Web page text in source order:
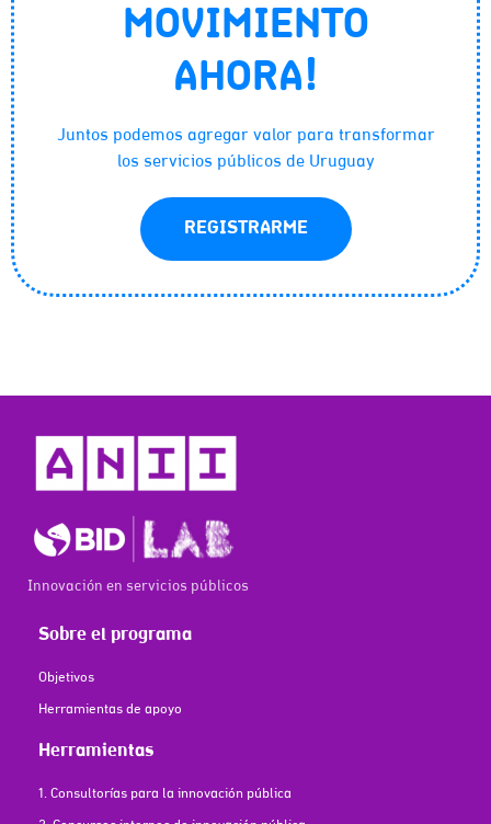
MOVIMIENTO
AHORA!
Juntos podemos agregar valor para transformar
los servicios públicos de Uruguay
REGISTRARME
Innovación en servicios públicos
Sobre el programa
Objetivos
Herramientas de apoyo
Herramientas
1. Consultorías para la innovación pública